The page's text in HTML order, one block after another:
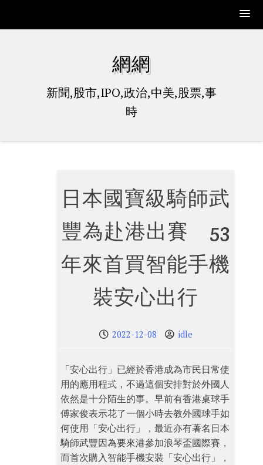
網網
新聞,股市,IPO,政治,中美,股票,事
時
日本國寶級騎師武
豐為赴港出賽 53
年來首買智能手機
裝安心出行
2022-12-08 idle
「安心出行」已經於香港成為市民日常使
用的應用程式，不過這個安排對於外國人
依然是十分陌生的事。早前有香港桌球手
傅家俊表示花了一個小時去教外國球手如
何使用「安心出行」，最近亦有著名日本
騎師武豐因為要來港參加浪琴盃國際賽，
而首次購入智能手機安裝「安心出行」，